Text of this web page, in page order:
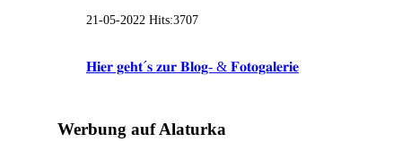
21-05-2022 Hits:3707
𝐇𝐢𝐞𝐫 𝐠𝐞𝐡𝐭´𝐬 𝐳𝐮𝐫 𝐁𝐥𝐨𝐠- & 𝐅𝐨𝐭𝐨𝐠𝐚𝐥𝐞𝐫𝐢𝐞
Werbung auf Alaturka